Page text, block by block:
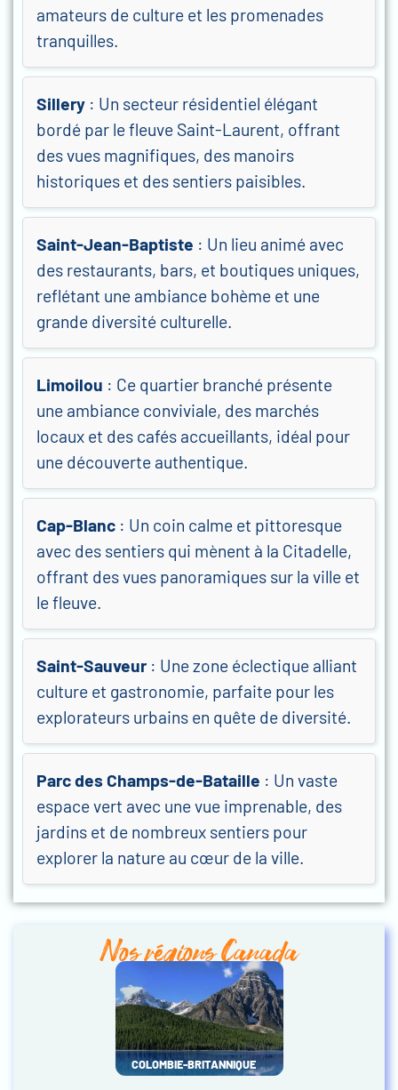
amateurs de culture et les promenades
tranquilles.
Sillery : Un secteur résidentiel élégant
bordé par le fleuve Saint-Laurent, offrant
des vues magnifiques, des manoirs
historiques et des sentiers paisibles.
Saint-Jean-Baptiste : Un lieu animé avec
des restaurants, bars, et boutiques uniques,
reflétant une ambiance bohème et une
grande diversité culturelle.
Limoilou : Ce quartier branché présente
une ambiance conviviale, des marchés
locaux et des cafés accueillants, idéal pour
une découverte authentique.
Cap-Blanc : Un coin calme et pittoresque
avec des sentiers qui mènent à la Citadelle,
offrant des vues panoramiques sur la ville et
le fleuve.
Saint-Sauveur: Une zone éclectique alliant
culture et gastronomie, parfaite pour les
explorateurs urbains en quête de diversité.
Parc des Champs-de-Bataille : Un vaste
espace vert avec une vue imprenable, des
jardins et de nombreux sentiers pour
explorer la nature au cœur de la ville.
Nos régions Canada
COLOMBIE-BRITANNIQUE